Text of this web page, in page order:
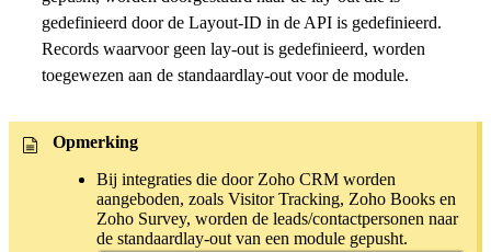
gedefinieerd door de Layout-ID in de API is gedefinieerd.
Records waarvoor geen lay-out is gedefinieerd, worden
toegewezen aan de standaardlay-out voor de module.
Opmerking
Bij integraties die door Zoho CRM worden
aangeboden, zoals Visitor Tracking, Zoho Books en
Zoho Survey, worden de leads/contactpersonen naar
de standaardlay-out van een module gepusht.